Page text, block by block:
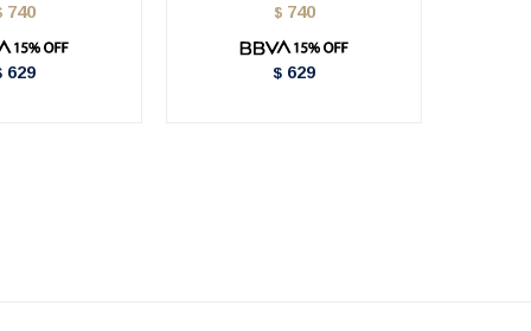
740
629
$ 740
$ 629